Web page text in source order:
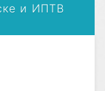
и ИПТВ